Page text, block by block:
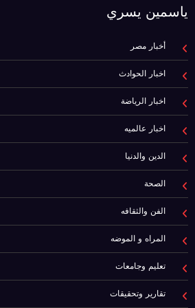
ياسمين يسري
أخبار مصر
اخبار الحوادث
اخبار الرياضة
اخبار عالميه
الدين والدنيا
الصحة
الفن والثقافه
المراه و الموضه
تعليم وجامعات
تقارير وتحقيقات